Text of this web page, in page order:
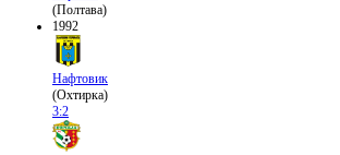
(Полтава)
1992
Нафтовик
(Охтирка)
3:2